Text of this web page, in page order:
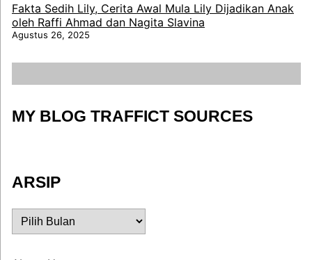
Fakta Sedih Lily, Cerita Awal Mula Lily Dijadikan Anak
oleh Raffi Ahmad dan Nagita Slavina
Agustus 26, 2025
MY BLOG TRAFFICT SOURCES
ARSIP
ARSIP